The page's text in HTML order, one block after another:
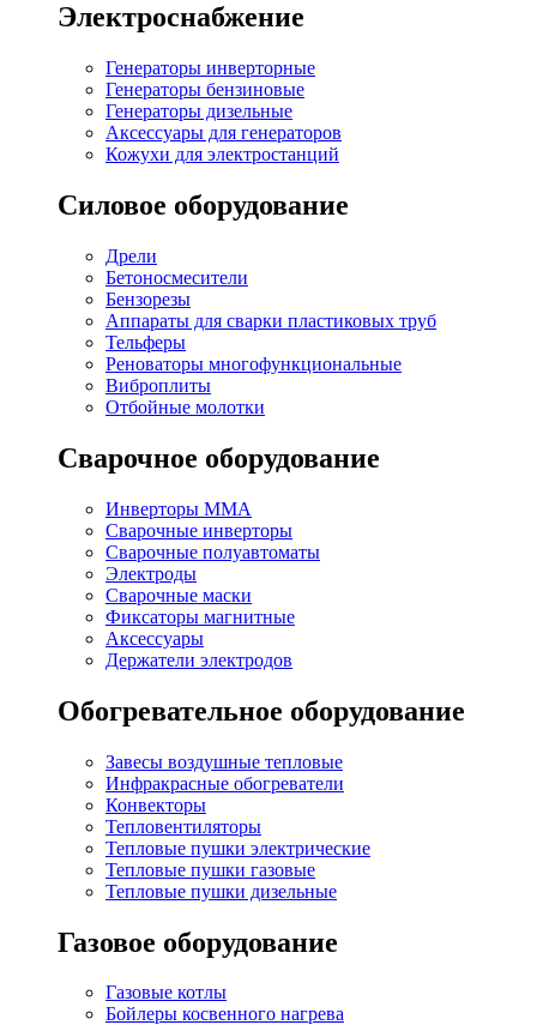
Электроснабжение
Генераторы инверторные
Генераторы бензиновые
Генераторы дизельные
Аксессуары для генераторов
Кожухи для электростанций
Силовое оборудование
Дрели
Бетоносмесители
Бензорезы
Аппараты для сварки пластиковых труб
Тельферы
Реноваторы многофункциональные
Виброплиты
Отбойные молотки
Сварочное оборудование
Инверторы MMA
Сварочные инверторы
Сварочные полуавтоматы
Электроды
Сварочные маски
Фиксаторы магнитные
Аксессуары
Держатели электродов
Обогревательное оборудование
Завесы воздушные тепловые
Инфракрасные обогреватели
Конвекторы
Тепловентиляторы
Тепловые пушки электрические
Тепловые пушки газовые
Тепловые пушки дизельные
Газовое оборудование
Газовые котлы
Бойлеры косвенного нагрева